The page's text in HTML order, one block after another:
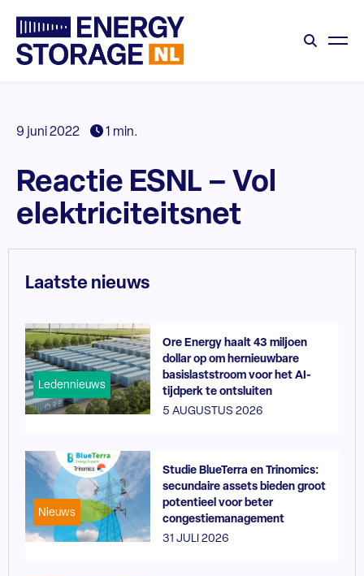
9 juni 2022 1 min.
Reactie ESNL – Vol
elektriciteitsnet
Laatste nieuws
Ledennieuws
Ore Energy haalt 43 miljoen
dollar op om hernieuwbare
basislaststroom voor het AI-
tijdperk te ontsluiten
5 AUGUSTUS 2026
Nieuws
Studie BlueTerra en Trinomics:
secundaire assets bieden groot
potentieel voor beter
congestiemanagement
31 JULI 2026